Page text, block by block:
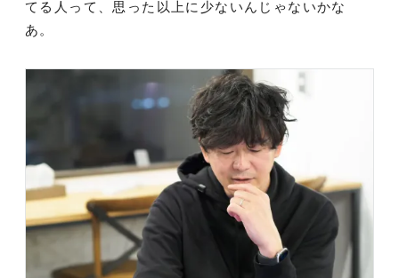
てる人って、思った以上に少ないんじゃないかな
あ。